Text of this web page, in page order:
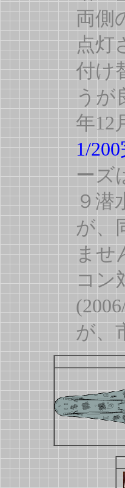
両側
点灯
付け
うが
年12
1/
ーズ
９潜
が、
ませ
コン
が、